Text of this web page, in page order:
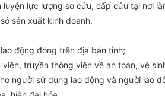
luyện lực lượng sơ cứu, cấp cứu tại nơi
sản xuất kinh doanh.
động đóng trên địa bàn tỉnh;
truyền thông viên về an toàn, vệ
người sử dụng lao động và người lao